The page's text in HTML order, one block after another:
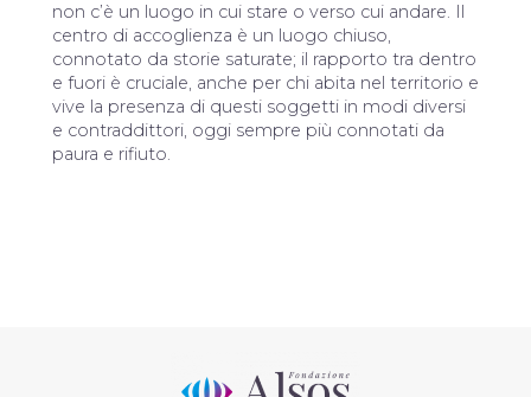
non c’è un luogo in cui stare o verso cui andare. Il
centro di accoglienza è un luogo chiuso,
connotato da storie saturate; il rapporto tra dentro
e fuori è cruciale, anche per chi abita nel territorio e
vive la presenza di questi soggetti in modi diversi
e contraddittori, oggi sempre più connotati da
paura e rifiuto.